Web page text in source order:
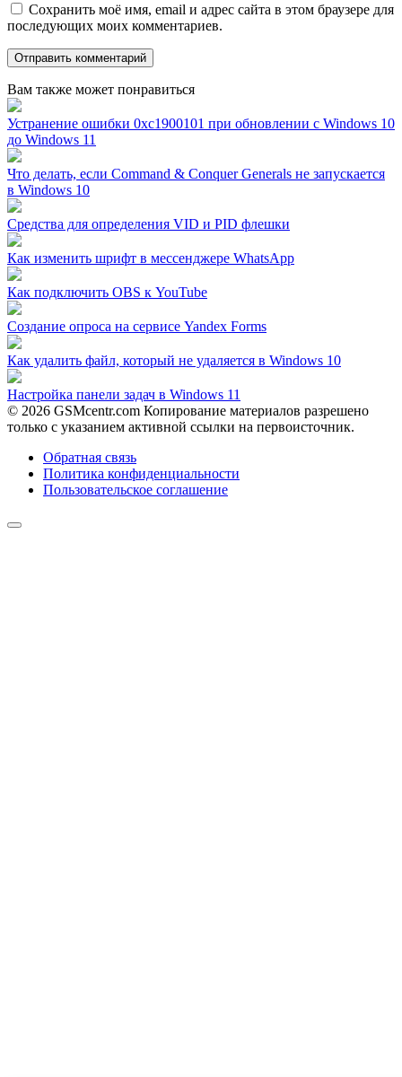
Сохранить моё имя, email и адрес сайта в этом браузере для
последующих моих комментариев.
Вам также может понравиться
Устранение ошибки 0xc1900101 при обновлении с Windows 10
до Windows 11
Что делать, если Command & Conquer Generals не запускается
в Windows 10
Средства для определения VID и PID флешки
Как изменить шрифт в мессенджере WhatsApp
Как подключить OBS к YouTube
Создание опроса на сервисе Yandex Forms
Как удалить файл, который не удаляется в Windows 10
Настройка панели задач в Windows 11
© 2026 GSMcentr.com Копирование материалов разрешено
только с указанием активной ссылки на первоисточник.
Обратная связь
Политика конфиденциальности
Пользовательское соглашение